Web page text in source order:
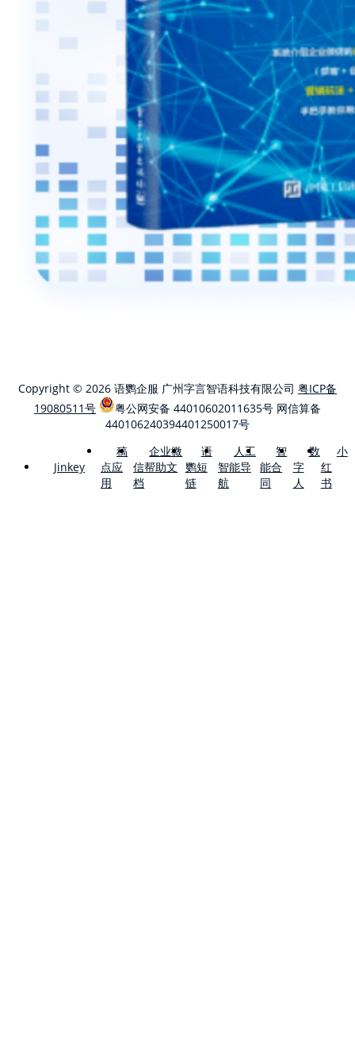
Copyright © 2026 语鹦企服 广州字言智语科技有限公司 粤ICP备
19080511号
粤公网安备 44010602011635号 网信算备
440106240394401250017号
Jinkey
稿
点应
用
企业微
信帮助文
档
语
鹦短
链
人工
智能导
航
智
能合
同
数
字
人
小
红
书